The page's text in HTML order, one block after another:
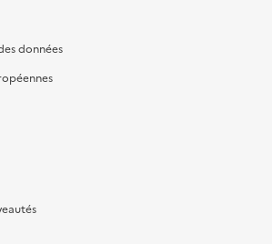
données